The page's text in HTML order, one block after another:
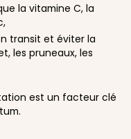
la vitamine C, la
transit et éviter la
les pruneaux, les
est un facteur clé